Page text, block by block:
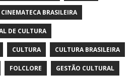
CINEMATECA BRASILEIRA
DE CULTURA
CULTURA CULTURA BRASILEIRA
FOLCLORE GESTÃO CULTURAL